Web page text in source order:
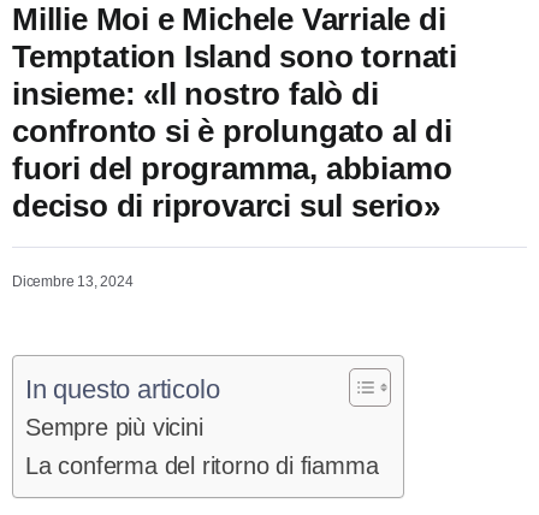
Millie Moi e Michele Varriale di
Temptation Island sono tornati
insieme: «Il nostro falò di
confronto si è prolungato al di
fuori del programma, abbiamo
deciso di riprovarci sul serio»
Dicembre 13, 2024
In questo articolo
Sempre più vicini
La conferma del ritorno di fiamma